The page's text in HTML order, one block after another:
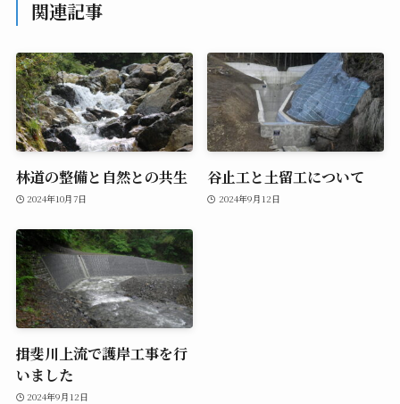
関連記事
林道の整備と自然との共生
2024年10月7日
谷止工と土留工について
2024年9月12日
揖斐川上流で護岸工事を行
いました
2024年9月12日